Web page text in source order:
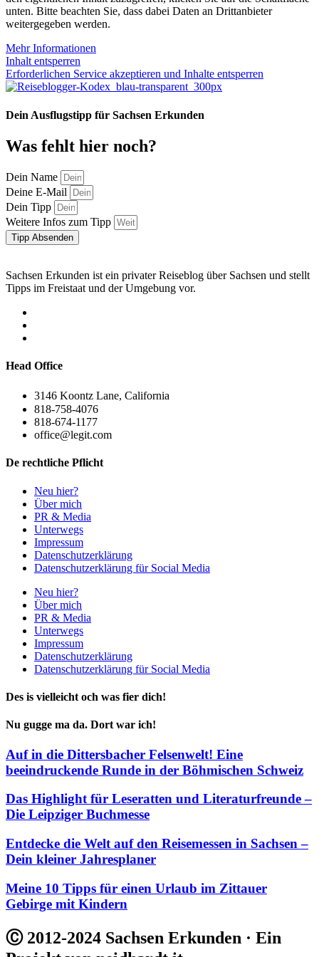
unten. Bitte beachten Sie, dass dabei Daten an Drittanbieter
weitergegeben werden.
Mehr Informationen
Inhalt entsperren
Erforderlichen Service akzeptieren und Inhalte entsperren
Dein Ausflugstipp für Sachsen Erkunden
Was fehlt hier noch?
Dein Name
Deine E-Mail
Dein Tipp
Weitere Infos zum Tipp
Tipp Absenden
Sachsen Erkunden ist ein privater Reiseblog über Sachsen und stellt
Tipps im Freistaat und der Umgebung vor.
Head Office
3146 Koontz Lane, California
818-758-4076
818-674-1177
office@legit.com
De rechtliche Pflicht
Neu hier?
Über mich
PR & Media
Unterwegs
Impressum
Datenschutzerklärung
Datenschutzerklärung für Social Media
Neu hier?
Über mich
PR & Media
Unterwegs
Impressum
Datenschutzerklärung
Datenschutzerklärung für Social Media
Des is vielleicht och was fier dich!
Nu gugge ma da. Dort war ich!
Auf in die Dittersbacher Felsenwelt! Eine
beeindruckende Runde in der Böhmischen Schweiz
Das Highlight für Leseratten und Literaturfreunde –
Die Leipziger Buchmesse
Entdecke die Welt auf den Reisemessen in Sachsen –
Dein kleiner Jahresplaner
Meine 10 Tipps für einen Urlaub im Zittauer
Gebirge mit Kindern
Ⓒ 2012-2024 Sachsen Erkunden · Ein